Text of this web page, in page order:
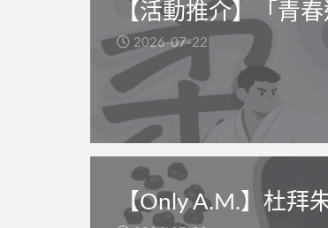
【活動推介】「青
2026-07-22
【Only A.M.】杜拜